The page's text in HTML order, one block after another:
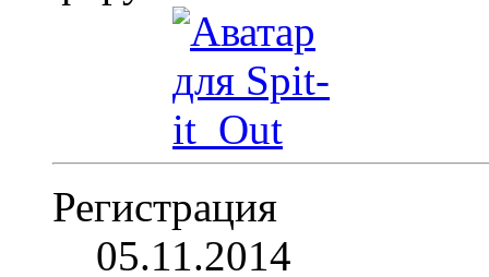
Регистрация
05.11.2014